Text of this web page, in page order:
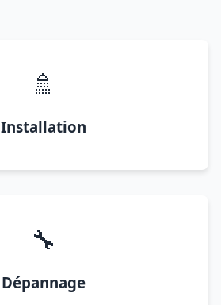
🚿
Installation
🔧
Dépannage